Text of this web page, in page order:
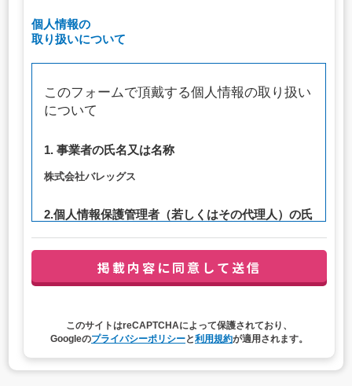
個人情報の
取り扱いについて
このフォームで頂戴する個人情報の取り扱い
について
1. 事業者の氏名又は名称
株式会社バレッグス
2.個人情報保護管理者（若しくはその代理人）の氏
連絡先：privacy@balleggs.co.jp
（1）お問い合わせ対応（本人への連絡を含む）のため
このサイトはreCAPTCHAによって保護されており、
Googleのプライバシーポリシーと利用規約が適用されます。